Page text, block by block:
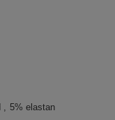
5% elastan